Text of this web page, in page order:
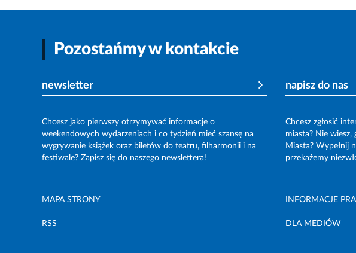
Pozostańmy w kontakcie
newsletter
Chcesz jako pierwszy otrzymywać informacje o
weekendowych wydarzeniach i co tydzień mieć szansę na
wygrywanie książek oraz biletów do teatru, filharmonii i na
festiwale? Zapisz się do naszego newslettera!
napisz do nas
Chcesz zgłosić
miasta? Nie wiesz,
Miasta? Wypełnij
przekażemy
MAPA STRONY INFORMACJE
RSS DLA MEDIÓW